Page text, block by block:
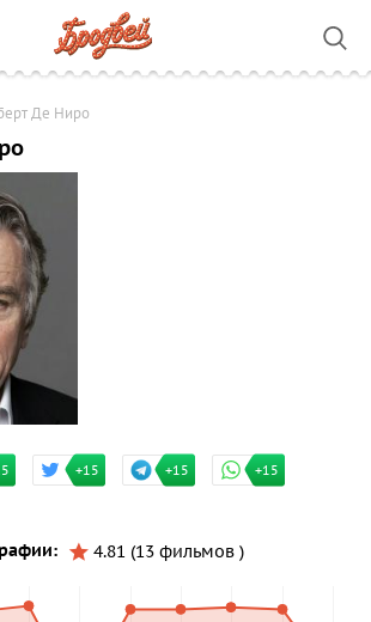
Де Ниро
+15 +15 +15
4.81 (13 фильмов )